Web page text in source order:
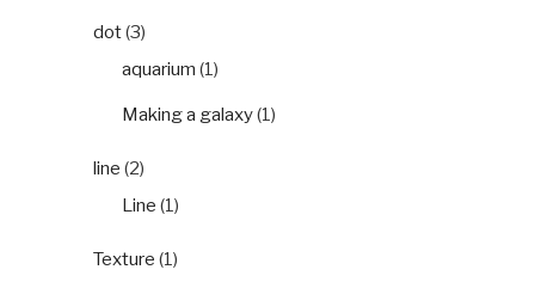
dot(3)
aquarium (1)
Making a galaxy(1)
line (2)
Line (1)
Texture (1)